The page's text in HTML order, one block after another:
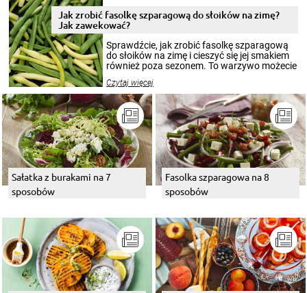
pełni poczuć atmosferę cieplejszych
miesięcy. Przygotowanie słoików ze
patenty, które pozwolą zachować świeżość
przetworów.
Jak zrobić fasolkę szparagową do słoików na zimę?
Jak zawekować?
Sprawdźcie, jak zrobić fasolkę szparagową
do słoików na zimę i cieszyć się jej smakiem
również poza sezonem. To warzywo możecie
nasze propozycje!
Czytaj więcej
Sałatka z burakami na 7
sposobów
Fasolka szparagowa na 8
sposobów